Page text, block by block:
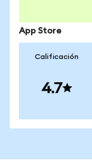
App Store
Calificación
4.7